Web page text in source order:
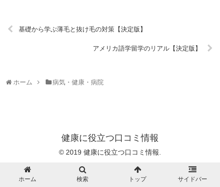
基礎から学ぶ薄毛と抜け毛の対策【決定版】
アメリカ語学留学のリアル【決定版】
ホーム 病気・健康・病院
健康に役立つ口コミ情報
© 2019 健康に役立つ口コミ情報.
ホーム 検索 トップ サイドバー